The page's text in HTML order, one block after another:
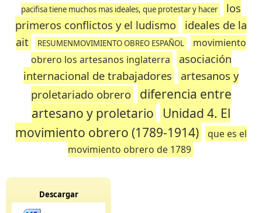
pacifisa tiene muchos mas ideales, que protestar y hacer
los
primeros conflictos y el ludismo
ideales de la
ait
RESUMENMOVIMIENTO OBREO ESPAÑOL
movimiento
obrero los artesanos inglaterra
asociación
internacional de trabajadores
artesanos y
proletariado obrero
diferencia entre
artesano y proletario
Unidad 4. El
movimiento obrero (1789-1914)
que es el
movimiento obrero de 1789
Descargar